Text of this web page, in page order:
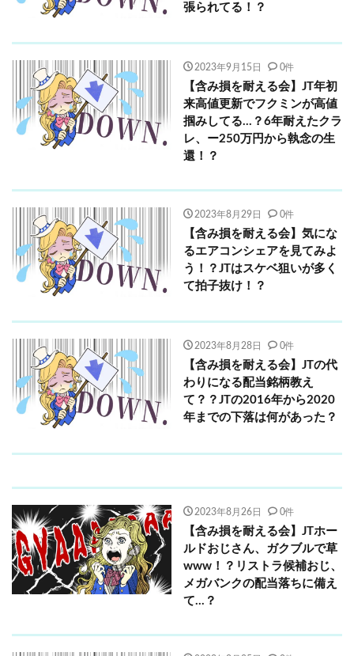
張られてる！？
2023年9月15日 0件
【含み損を耐える会】JT年初
来高値更新でフクミンが高値
掴みしてる…？6年耐えたクラ
レ、ー250万円から執念の生
還！？
2023年8月29日 0件
【含み損を耐える会】気にな
るエアコンシェアを見てみよ
う！？JTはスケベ狙いが多く
て拍子抜け！？
2023年8月28日 0件
【含み損を耐える会】JTの代
わりになる配当銘柄教え
て？？JTの2016年から2020
年までの下落は何があった？
2023年8月26日 0件
【含み損を耐える会】JTホー
ルドおじさん、ガクブルで草
www！？リストラ候補おじ、
メガバンクの配当落ちに備え
て…？